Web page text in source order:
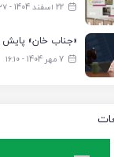
22 اسفند 1404 - ۱۶:۳۷
«جناب خان» پایش
7 مهر 1404 - ۱۶:۱۰